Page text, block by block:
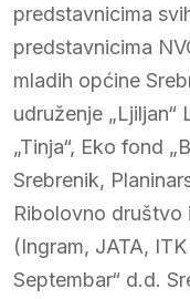
predstavnicima
predstavnicima
mladih općine
udruženje „Ljiljan“
„Tinja“, Eko fond
Srebrenik,
Ribolovno društvo
(Ingram, JATA,
Septembar“ d.d.